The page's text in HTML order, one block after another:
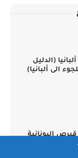
(الدليل
الى ألبانيا)
اليونانية
اللجوء الى